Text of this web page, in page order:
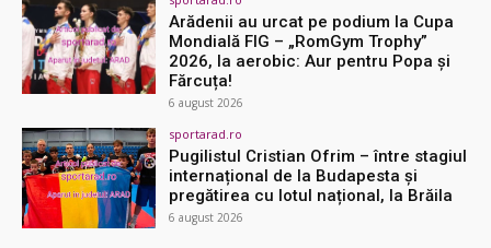
Arădenii au urcat pe podium la Cupa
Mondială FIG – „RomGym Trophy”
2026, la aerobic: Aur pentru Popa și
Fărcuța!
6 august 2026
sportarad.ro
Pugilistul Cristian Ofrim – între stagiul
internațional de la Budapesta și
pregătirea cu lotul național, la Brăila
6 august 2026